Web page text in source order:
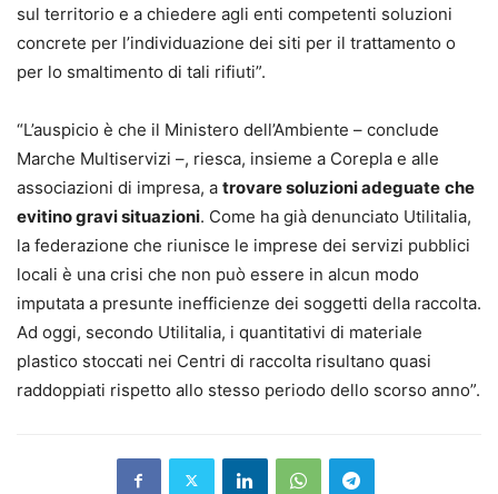
sul territorio e a chiedere agli enti competenti soluzioni
concrete per l’individuazione dei siti per il trattamento o
per lo smaltimento di tali rifiuti”.
“L’auspicio è che il Ministero dell’Ambiente – conclude
Marche Multiservizi –, riesca, insieme a Corepla e alle
associazioni di impresa, a trovare soluzioni adeguate che
evitino gravi situazioni. Come ha già denunciato Utilitalia,
la federazione che riunisce le imprese dei servizi pubblici
locali è una crisi che non può essere in alcun modo
imputata a presunte inefficienze dei soggetti della raccolta.
Ad oggi, secondo Utilitalia, i quantitativi di materiale
plastico stoccati nei Centri di raccolta risultano quasi
raddoppiati rispetto allo stesso periodo dello scorso anno”.